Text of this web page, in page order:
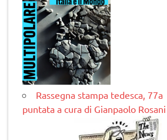
Rassegna stampa tedesca, 77a
puntata a cura di Gianpaolo Rosani